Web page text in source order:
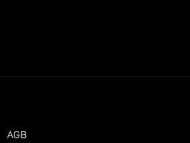
AGB